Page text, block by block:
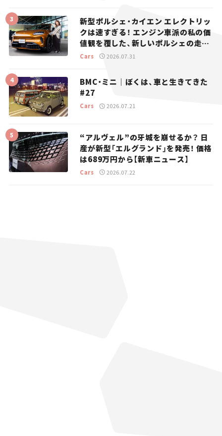
新型ポルシェ・カイエン エレクトリッ
クは速すぎる！ エンジン車派の私の価
値観を覆した、新しいポルシェの走
り。
Cars 2026.07.31
BMC・ミニ｜ぼくは、車と生きてきた
#27
Cars 2026.07.21
“アルヴェル”の牙城を崩せるか？ 日
産が新型「エルグランド」を発売！ 価格
は689万円から【新車ニュース】
Cars 2026.07.22